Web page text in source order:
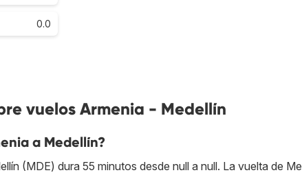
0.0
vuelos Armenia - Medellín
a Medellín?
(MDE) dura 55 minutos desde null a null. La vuelta de